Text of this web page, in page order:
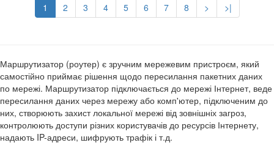
1 2 3 4 5 6 7 8 > >|
Маршрутизатор (роутер) є зручним мережевим пристроєм, який
самостійно приймає рішення щодо пересилання пакетних даних
по мережі. Маршрутизатор підключається до мережі Інтернет, веде
пересилання даних через мережу або комп'ютер, підключеним до
них, створюють захист локальної мережі від зовнішніх загроз,
контролюють доступи різних користувачів до ресурсів Інтернету,
надають IP-адреси, шифрують трафік і т.д.